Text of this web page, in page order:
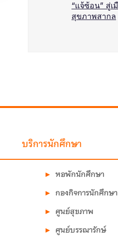
“แจ้ซ้อน” สู่เ
สุขภาพสากล
บริการนักศึกษา
หอพักนักศึกษา
กองกิจการนักศึกษา
ศูนย์สุขภาพ
ศูนย์บรรณารักษ์